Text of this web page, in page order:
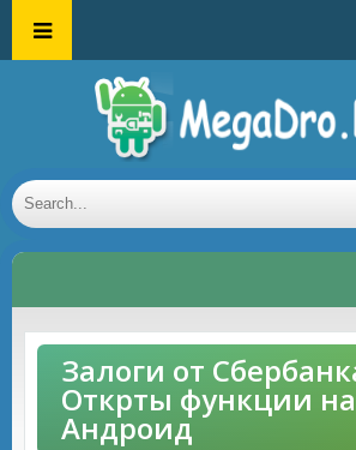
Залоги от
Открты функции на
Андроид